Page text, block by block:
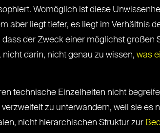
Womöglich ist diese
aber liegt tiefer, es liegt im Verhältnis
der Zweck einer möglichst großen
darin, nicht genau zu wissen, was
technische Einzelheiten nicht
zu unterwandern, weil sie es
nicht hierarchischen Struktur zur